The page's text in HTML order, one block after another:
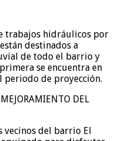
trabajos hidráulicos por
destinados a
de todo el barrio y
se encuentra en
periodo de proyección.
DEL
del barrio El